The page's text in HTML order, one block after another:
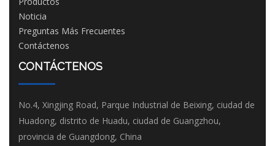
Noticia
Preguntas Más Frecuentes
Contáctenos
CONTÁCTENOS
No.4, Xingjing Road, Parque Industrial de Beixing, ciudad de
Huadong, distrito de Huadu, ciudad de Guangzhou,
provincia de Guangdong, China